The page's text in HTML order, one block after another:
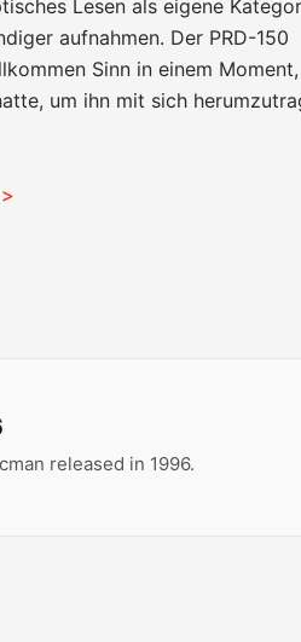
Lesen als eigene
aufnahmen. Der PRD-150
Sinn in einem
um ihn mit sich
released in 1996.